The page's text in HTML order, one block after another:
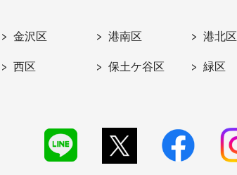
金沢区 港南区 港北区
西区 保土ケ谷区 緑区